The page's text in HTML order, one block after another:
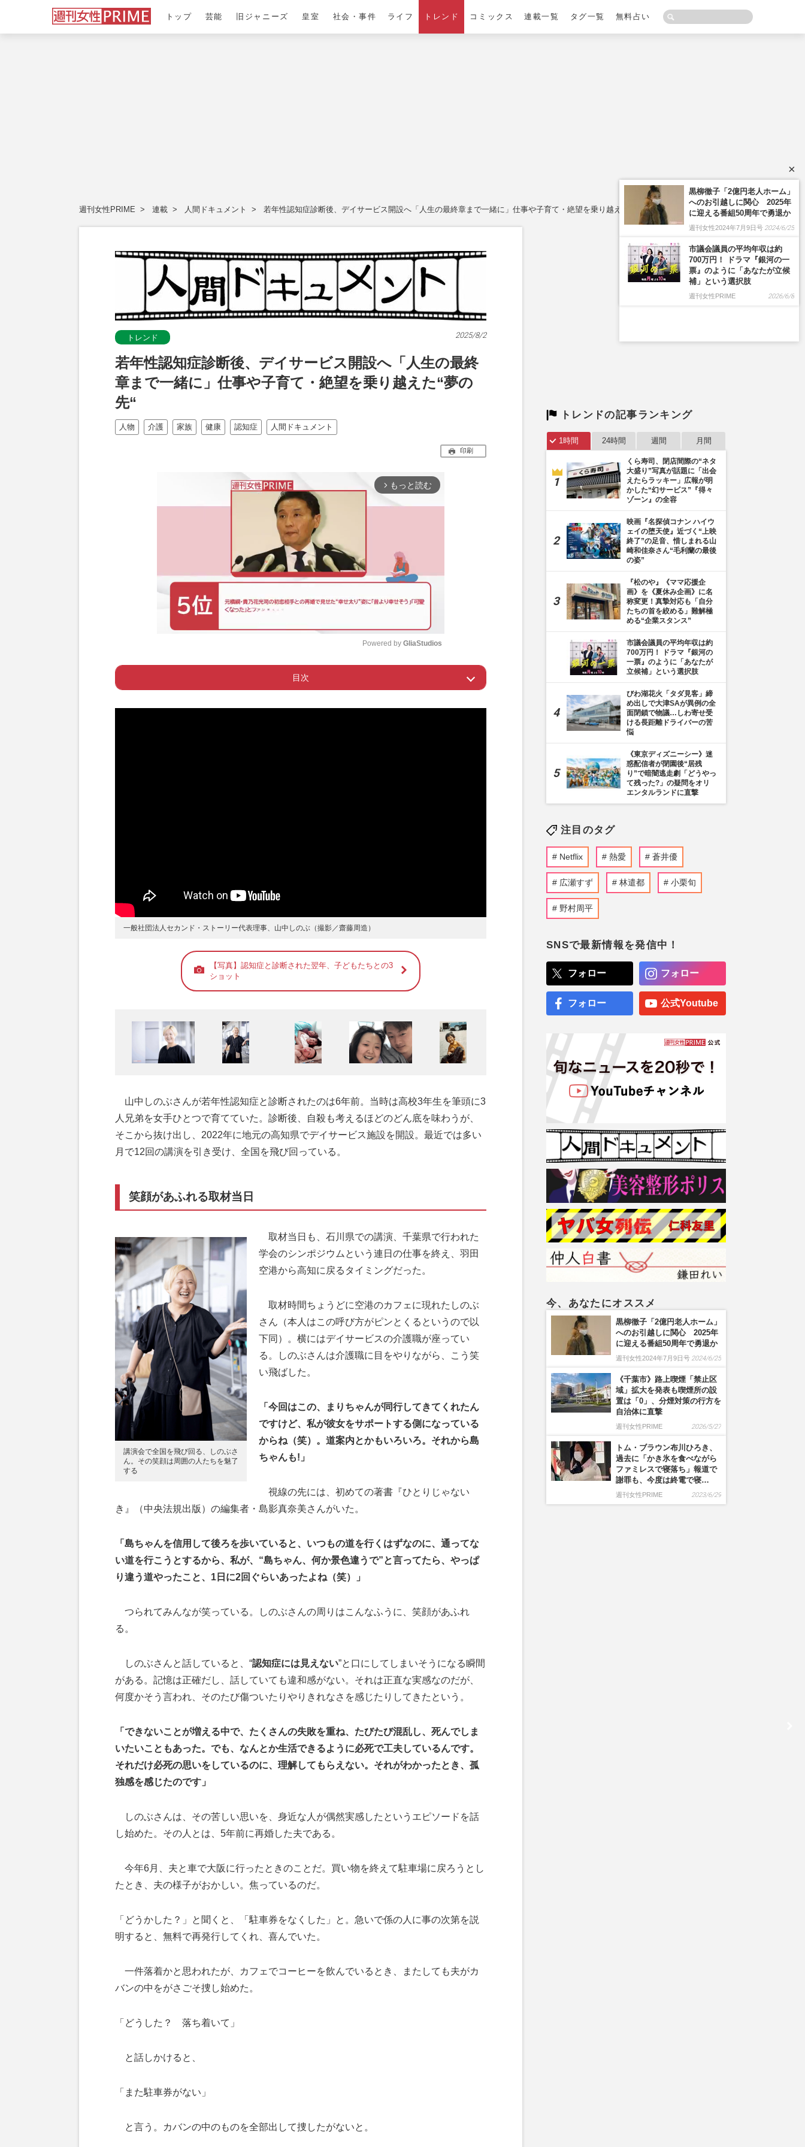
トップ 芸能 旧ジャニーズ 皇室 社会・事件 ライフ トレンド コミックス 連載一覧 タグ一覧 無料占い
週刊女性PRIME 連載 人間ドキュメント 若年性認知症診断後、デイサービス開設へ「人生の最終章まで一緒に」仕事や子育て・絶望を乗り越えた“夢の先“
トレンド 2025/8/2
若年性認知症診断後、デイサービス開設へ「人生の最終
章まで一緒に」仕事や子育て・絶望を乗り越えた“夢の
先“
人物 介護 家族 健康 認知症 人間ドキュメント
印刷
arrow_forward_ios もっと読む
t
Powered by GliaStudios
目次
Page 1 ー 笑顔があふれる取材当日
Page 7 ー 働くことは社会とつながるツールのひとつ
一般社団法人セカンド・ストーリー代表理事、山中しのぶ（撮影／齋藤周造）
【写真】認知症と診断された翌年、子どもたちとの3
ショット
山中しのぶさんが若年性認知症と診断されたのは6年前。当時は高校3年生を筆頭に3
人兄弟を女手ひとつで育てていた。診断後、自殺も考えるほどのどん底を味わうが、
そこから抜け出し、2022年に地元の高知県でデイサービス施設を開設。最近では多い
月で12回の講演を引き受け、全国を飛び回っている。
笑顔があふれる取材当日
講演会で全国を飛び回る、しのぶさ
ん。その笑顔は周囲の人たちを魅了
する
取材当日も、石川県での講演、千葉県で行われた
学会のシンポジウムという連日の仕事を終え、羽田
空港から高知に戻るタイミングだった。
取材時間ちょうどに空港のカフェに現れたしのぶ
さん（本人はこの呼び方がピンとくるというので以
下同）。横にはデイサービスの介護職が座ってい
る。しのぶさんは介護職に目をやりながら、こう笑
い飛ばした。
「今回はこの、まりちゃんが同行してきてくれたん
ですけど、私が彼女をサポートする側になっている
からね（笑）。道案内とかもいろいろ。それから島
ちゃんも!」
視線の先には、初めての著書『ひとりじゃない
き』（中央法規出版）の編集者・島影真奈美さんがいた。
「島ちゃんを信用して後ろを歩いていると、いつもの道を行くはずなのに、通ってな
い道を行こうとするから、私が、“島ちゃん、何か景色違うで”と言ってたら、やっぱ
り違う道やったこと、1日に2回ぐらいあったよね（笑）」
つられてみんなが笑っている。しのぶさんの周りはこんなふうに、笑顔があふれ
る。
しのぶさんと話していると、“認知症には見えない”と口にしてしまいそうになる瞬間
がある。記憶は正確だし、話していても違和感がない。それは正直な実感なのだが、
何度かそう言われ、そのたび傷ついたりやりきれなさを感じたりしてきたという。
「できないことが増える中で、たくさんの失敗を重ね、たびたび混乱し、死んでしま
いたいこともあった。でも、なんとか生活できるように必死で工夫しているんです。
それだけ必死の思いをしているのに、理解してもらえない。それがわかったとき、孤
独感を感じたのです」
しのぶさんは、その苦しい思いを、身近な人が偶然実感したというエピソードを話
し始めた。その人とは、5年前に再婚した夫である。
今年6月、夫と車で大阪に行ったときのことだ。買い物を終えて駐車場に戻ろうとし
たとき、夫の様子がおかしい。焦っているのだ。
「どうかした？」と聞くと、「駐車券をなくした」と。急いで係の人に事の次第を説
明すると、無料で再発行してくれ、喜んでいた。
一件落着かと思われたが、カフェでコーヒーを飲んでいるとき、またしても夫がカ
バンの中をがさごそ捜し始めた。
「どうした？ 落ち着いて」
と話しかけると、
「また駐車券がない」
と言う。カバンの中のものを全部出して捜したがないと。
トレンドの記事ランキング
1時間 24時間 週間 月間
くら寿司、閉店間際の“ネタ
大盛り”写真が話題に「出会
えたらラッキー」広報が明
かした“幻サービス”『得々
ゾーン』の全容
映画『名探偵コナン ハイウ
ェイの堕天使』近づく“上映
終了”の足音、惜しまれる山
崎和佳奈さん“毛利蘭の最後
の姿”
『松のや』《ママ応援企
画》を《夏休み企画》に名
称変更！真摯対応も「自分
たちの首を絞める」難解極
める“企業スタンス”
市議会議員の平均年収は約
700万円！ ドラマ『銀河の
一票』のように「あなたが
立候補」という選択肢
びわ湖花火「タダ見客」締
め出しで大津SAが異例の全
面閉鎖で物議…しわ寄せ受
ける長距離ドライバーの苦
悩
《東京ディズニーシー》迷
惑配信者が閉園後“居残
り”で暗闇逃走劇「どうやっ
て残った?」の疑問をオリ
エンタルランドに直撃
注目のタグ
Netflix 熱愛 蒼井優
広瀬すず 林遣都 小栗旬
野村周平
SNSで最新情報を発信中！
フォロー フォロー
フォロー 公式Youtube
今、あなたにオススメ
黒柳徹子「2億円老人ホーム」
へのお引越しに関心 2025年
に迎える番組50周年で勇退か
週刊女性2024年7月9日号 2024/6/25
《千葉市》路上喫煙「禁止区
域」拡大を発表も喫煙所の設
置は「0」、分煙対策の行方を
自治体に直撃
週刊女性PRIME 2026/5/27
トム・ブラウン布川ひろき、
過去に「かき氷を食べながら
ファミレスで寝落ち」報道で
謝罪も、今度は終電で寝…
週刊女性PRIME 2023/6/29
×